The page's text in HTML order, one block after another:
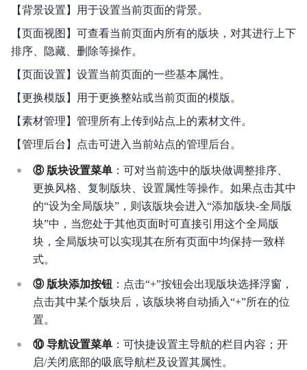
【背景设置】用于设置当前页面的背景。
【页面视图】可查看当前页面内所有的版块，对其进行上下
排序、隐藏、删除等操作。
【页面设置】设置当前页面的一些基本属性。
【更换模版】用于更换整站或当前页面的模版。
【素材管理】管理所有上传到站点上的素材文件。
【管理后台】点击可进入当前站点的管理后台。
⑧ 版块设置菜单 ：可对当前选中的版块做调整排序、
更换风格、复制版块、设置属性等操作。如果点击其中
的“设为全局版块”，则该版块会进入“添加版块-全局版
块”中，当您处于其他页面时可直接引用这个全局版
块，全局版块可以实现其在所有页面中均保持一致样
式。
⑨ 版块添加按钮 ：点击“+”按钮会出现版块选择浮窗，
点击其中某个版块后，该版块将自动插入“+”所在的位
置。
⑩ 导航设置菜单 ：可快捷设置主导航的栏目内容；开
启/关闭底部的吸底导航栏及设置其属性。